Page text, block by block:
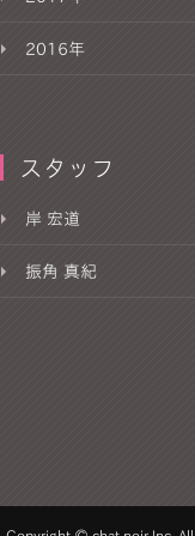
2016年
スタッフ
岸 宏道
振角 真紀